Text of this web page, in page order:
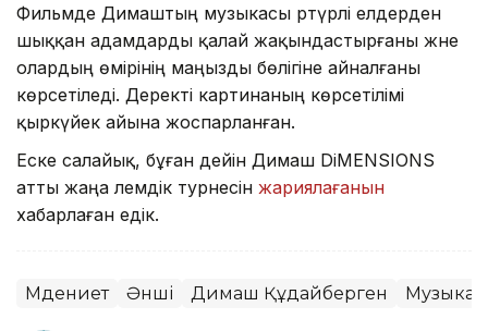
Фильмде Димаштың музыкасы әртүрлі елдерден
шыққан адамдарды қалай жақындастырғаны және
олардың өмірінің маңызды бөлігіне айналғаны
көрсетіледі. Деректі картинаның көрсетілімі
қыркүйек айына жоспарланған.
Еске салайық, бұған дейін Димаш DiMENSIONS
атты жаңа әлемдік турнесін жариялағанын
хабарлаған едік.
Мәдениет Әнші Димаш Құдайберген Музыка